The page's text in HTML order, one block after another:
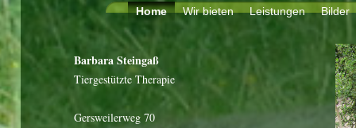
Home Wir bieten Leistungen Bilder
Barbara Steingaß
Tiergestützte Therapie
Gersweilerweg 70